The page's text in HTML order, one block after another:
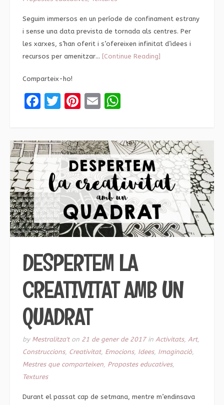
Seguim immersos en un període de confinament estrany
i sense una data prevista de tornada als centres. Per
les xarxes, s’han oferit i s’ofereixen infinitat d’idees i
recursos per amenitzar… [Continue Reading]
Comparteix-ho!
Facebook
Twitter
Pinterest
Email
DESPERTEM LA
CREATIVITAT AMB UN
QUADRAT
by Mestralitza'ton 21 de gener de 2017in Activitats, Art,
Construccions, Creativitat, Emocions, Idees, Imaginació,
Mestres que comparteixen, Propostes educatives,
Textures
Durant el passat cap de setmana, mentre m’endinsava